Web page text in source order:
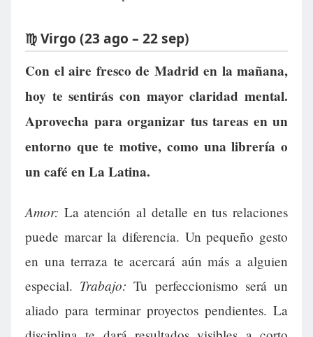
♍ Virgo (23 ago – 22 sep)
Con el aire fresco de Madrid en la mañana,
hoy te sentirás con mayor claridad mental.
Aprovecha para organizar tus tareas en un
entorno que te motive, como una librería o
un café en La Latina.
Amor: La atención al detalle en tus relaciones
puede marcar la diferencia. Un pequeño gesto
en una terraza te acercará aún más a alguien
especial. Trabajo: Tu perfeccionismo será un
aliado para terminar proyectos pendientes. La